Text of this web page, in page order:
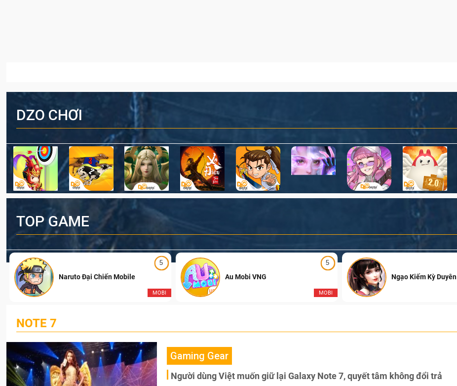
DZO CHƠI
TOP GAME
5
MOBI
Naruto Đại Chiến Mobile
5
MOBI
Au Mobi VNG Ngạo Kiếm Kỳ Duyên
NOTE 7
Gaming Gear
Người dùng Việt muốn giữ lại Galaxy Note 7, quyết tâm không đổi trả